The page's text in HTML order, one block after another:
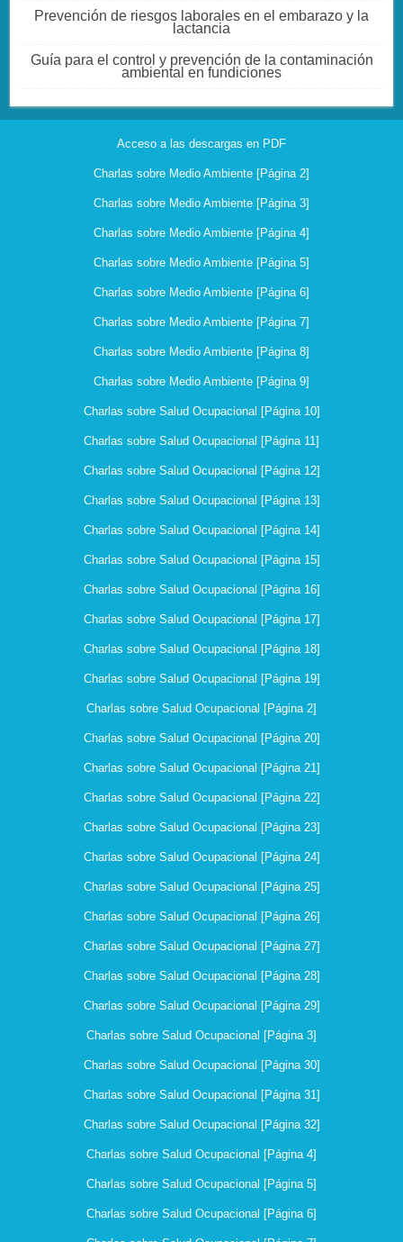
Prevención de riesgos laborales en el embarazo y la
lactancia
Guía para el control y prevención de la contaminación
ambiental en fundiciones
Acceso a las descargas en PDF
Charlas sobre Medio Ambiente [Página 2]
Charlas sobre Medio Ambiente [Página 3]
Charlas sobre Medio Ambiente [Página 4]
Charlas sobre Medio Ambiente [Página 5]
Charlas sobre Medio Ambiente [Página 6]
Charlas sobre Medio Ambiente [Página 7]
Charlas sobre Medio Ambiente [Página 8]
Charlas sobre Medio Ambiente [Página 9]
Charlas sobre Salud Ocupacional [Página 10]
Charlas sobre Salud Ocupacional [Página 11]
Charlas sobre Salud Ocupacional [Página 12]
Charlas sobre Salud Ocupacional [Página 13]
Charlas sobre Salud Ocupacional [Página 14]
Charlas sobre Salud Ocupacional [Página 15]
Charlas sobre Salud Ocupacional [Página 16]
Charlas sobre Salud Ocupacional [Página 17]
Charlas sobre Salud Ocupacional [Página 18]
Charlas sobre Salud Ocupacional [Página 19]
Charlas sobre Salud Ocupacional [Página 2]
Charlas sobre Salud Ocupacional [Página 20]
Charlas sobre Salud Ocupacional [Página 21]
Charlas sobre Salud Ocupacional [Página 22]
Charlas sobre Salud Ocupacional [Página 23]
Charlas sobre Salud Ocupacional [Página 24]
Charlas sobre Salud Ocupacional [Página 25]
Charlas sobre Salud Ocupacional [Página 26]
Charlas sobre Salud Ocupacional [Página 27]
Charlas sobre Salud Ocupacional [Página 28]
Charlas sobre Salud Ocupacional [Página 29]
Charlas sobre Salud Ocupacional [Página 3]
Charlas sobre Salud Ocupacional [Página 30]
Charlas sobre Salud Ocupacional [Página 31]
Charlas sobre Salud Ocupacional [Página 32]
Charlas sobre Salud Ocupacional [Página 4]
Charlas sobre Salud Ocupacional [Página 5]
Charlas sobre Salud Ocupacional [Página 6]